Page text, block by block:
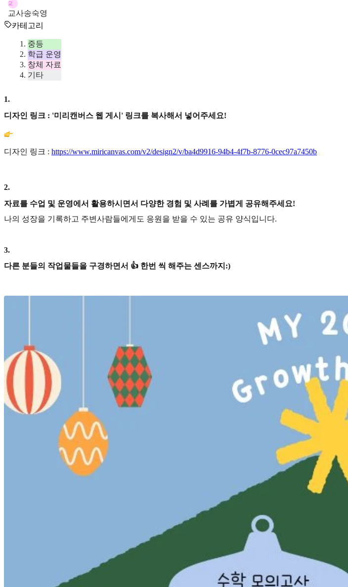
교
교사송숙영
카테고리
중등
학급 운영
창체 자료
기타
1.
디자인 링크 : '미리캔버스 웹 게시' 링크를 복사해서 넣어주세요!
디자인 링크 : https://www.miricanvas.com/v2/design2/v/ba4d9916-94b4-4f7b-8776-0cec97a7450b
2.
자료를 수업 및 운영에서 활용하시면서 다양한 경험 및 사례를 가볍게 공유해주세요!
나의 성장을 기록하고 주변사람들에게도 응원을 받을 수 있는 공유 양식입니다.
3.
다른 분들의 작업물들을 구경하면서 👍 한번 씩 해주는 센스까지:)